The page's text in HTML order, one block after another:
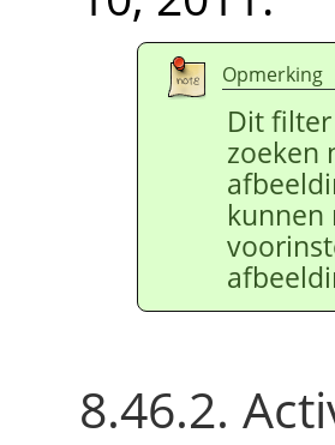
Opmerking
Dit
zoeken
kunnen
8.46.2.